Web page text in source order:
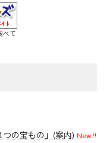
べて
の宝もの」(案内) New!!